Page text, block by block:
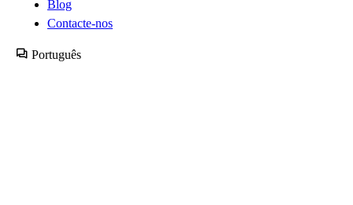
Blog
Contacte-nos
Português